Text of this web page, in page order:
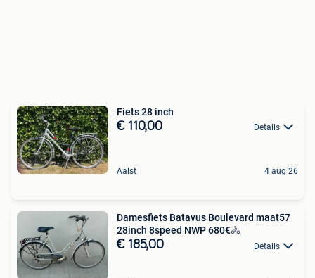
Fiets 28 inch
€ 110,00 Details
Aalst 4 aug 26
Damesfiets Batavus Boulevard maat57
28inch 8speed NWP 680€🚴
€ 185,00 Details